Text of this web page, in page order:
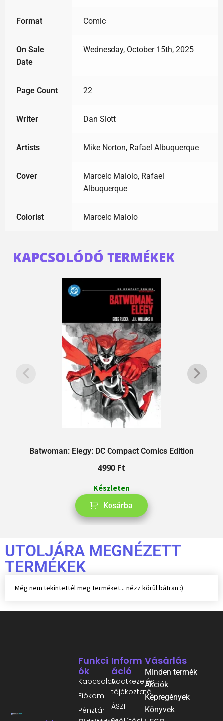
Format Comic
On Sale
Date
Wednesday, October 15th, 2025
Page Count 22
Writer Dan Slott
Artists Mike Norton, Rafael Albuquerque
Cover
Marcelo Maiolo, Rafael
Albuquerque
Colorist Marcelo Maiolo
KAPCSOLÓDÓ TERMÉKEK
Batwoman: Elegy: DC Compact Comics Edition
4990 Ft
Készleten
Kosárba
UTOLJÁRA MEGNÉZETT
TERMÉKEK
Még nem tekintettél meg terméket... nézz körül bátran :)
Inform
Áció
Adatkezelési
tájékoztató
ÁSZF
Funkci
Ók
Kapcsolat
Fiókom
Pénztár
Vásárlás
Minden termék
Akciók
Képregények
Könyvek